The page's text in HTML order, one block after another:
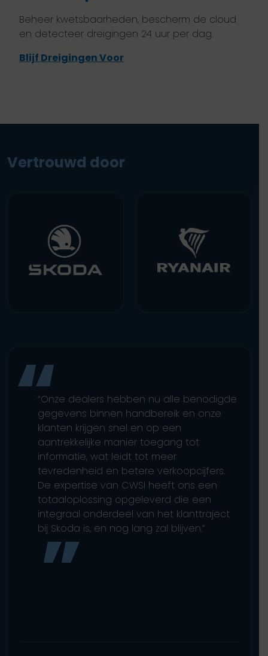
Beheer kwetsbaarheden, bescherm de cloud
en detecteer dreigingen 24 uur per dag.
Blijf Dreigingen Voor
Vertrouwd door
“Onze dealers hebben nu alle benodigde
gegevens binnen handbereik en onze
klanten krijgen snel en op een
aantrekkelijke manier toegang tot
informatie, wat leidt tot meer
tevredenheid en betere verkoopcijfers.
De expertise van CWSI heeft ons een
totaaloplossing opgeleverd die een
integraal onderdeel van het klanttraject
bij Skoda is, en nog lang zal blijven.”